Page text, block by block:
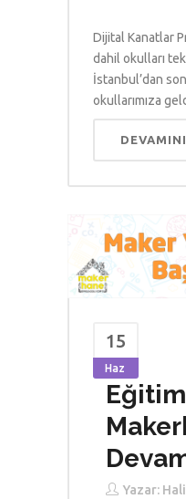
Dijital Kanatlar
dahil okulları
İstanbul’dan
okullarımıza
15
Haz
Yazar: